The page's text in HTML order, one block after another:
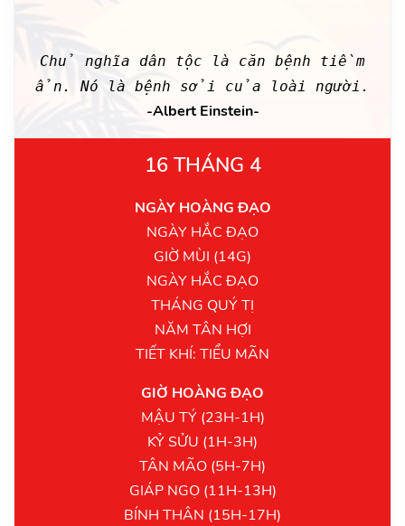
Chủ nghĩa dân tộc là căn bệnh tiềm
ẩn. Nó là bệnh sởi của loài người.
-Albert Einstein-
16 THÁNG 4
NGÀY HOÀNG ĐẠO
NGÀY HẮC ĐẠO
GIỜ MÙI (14G)
NGÀY HẮC ĐẠO
THÁNG QUÝ TỊ
NĂM TÂN HỢI
TIẾT KHÍ: TIỂU MÃN
GIỜ HOÀNG ĐẠO
MẬU TÝ (23H-1H)
KỶ SỬU (1H-3H)
TÂN MÃO (5H-7H)
GIÁP NGỌ (11H-13H)
BÍNH THÂN (15H-17H)